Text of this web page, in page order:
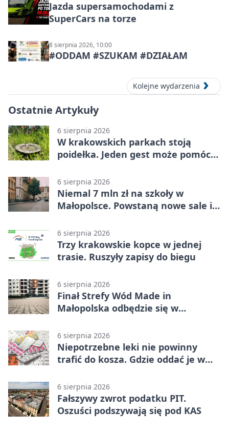
Jazda supersamochodami z
SuperCars na torze
8 sierpnia 2026, 10:00
#ODDAM #SZUKAM #DZIAŁAM
Kolejne wydarzenia
Ostatnie Artykuły
6 sierpnia 2026
W krakowskich parkach stoją
poidełka. Jeden gest może pomóc
6 sierpnia 2026
Niemal 7 mln zł na szkoły w
Małopolsce. Powstaną nowe sale i
6 sierpnia 2026
Trzy krakowskie kopce w jednej
trasie. Ruszyły zapisy do biegu
6 sierpnia 2026
Finał Strefy Wód Made in
Małopolska odbędzie się w
6 sierpnia 2026
Niepotrzebne leki nie powinny
trafić do kosza. Gdzie oddać je w
6 sierpnia 2026
Fałszywy zwrot podatku PIT.
Oszuści podszywają się pod KAS